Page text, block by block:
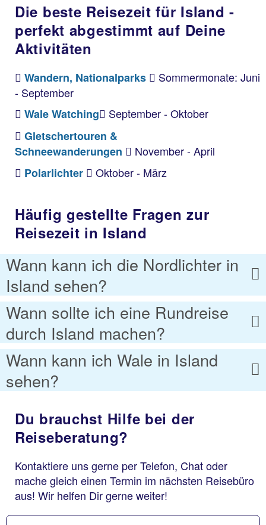
Die beste Reisezeit für Island -
perfekt abgestimmt auf Deine
Aktivitäten
Wandern, Nationalparks
Sommermonate: Juni
- September
Wale Watching
September - Oktober
Gletschertouren &
Schneewanderungen
November - April
Polarlichter
Oktober - März
Häufig gestellte Fragen zur
Reisezeit in Island
Wann kann ich die Nordlichter in
Island sehen?
Wann sollte ich eine Rundreise
durch Island machen?
Wann kann ich Wale in Island
sehen?
Du brauchst Hilfe bei der
Reiseberatung?
Kontaktiere uns gerne per Telefon, Chat oder
mache gleich einen Termin im nächsten Reisebüro
aus! Wir helfen Dir gerne weiter!